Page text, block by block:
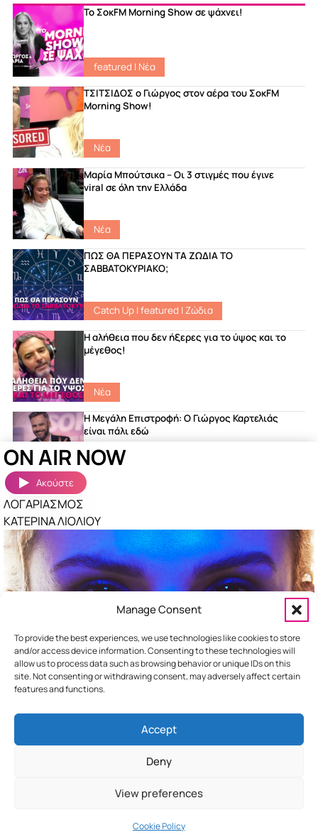
Manage Consent
To provide the best experiences, we use technologies like cookies to store
and/or access device information. Consenting to these technologies will
allow us to process data such as browsing behavior or unique IDs on this
site. Not consenting or withdrawing consent, may adversely affect certain
features and functions.
Accept
Deny
View preferences
Cookie Policy
Το ΣοκFM Morning Show σε ψάχνει!
featured | Νέα
ΤΣΙΤΣΙΔΟΣ ο Γιώργος στον αέρα του ΣοκFM
Morning Show!
Νέα
Μαρία Μπούτσικα – Οι 3 στιγμές που έγινε
viral σε όλη την Ελλάδα
Νέα
ΠΩΣ ΘΑ ΠΕΡΑΣΟΥΝ ΤΑ ΖΩΔΙΑ ΤΟ
ΣΑΒΒΑΤΟΚΥΡΙΑΚΟ;
Catch Up|featured | Ζώδια
Η αλήθεια που δεν ήξερες για το ύψος και το
μέγεθος!
Νέα
Η Μεγάλη Επιστροφή: Ο Γιώργος Καρτελιάς
είναι πάλι εδώ
Ακούστηκαν πριν λίγο
ΥΠΟΣΥΝΕΙΔΗΤΟ
ΚΑΙΤΗ ΓΑΡΜΠΗ
ΛΑΘΟΣ ΣΟΥ
ΗΛΙΑΣ ΒΡΕΤΤΟΣ
ΤΟ ΠΙΟ ΓΛΥΚΟ ΜΕΘΥΣΙ
ΕΠΙΚΟΙΝΩΝΙΑ
ON AIR NOW
Ακούστε
ΛΟΓΑΡΙΑΣΜΟΣ
ΚΑΤΕΡΙΝΑ ΛΙΟΛΙΟΥ